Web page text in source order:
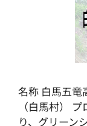
名称 白馬五竜
（白馬村）
り、グリーン